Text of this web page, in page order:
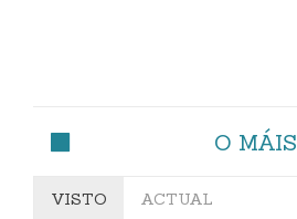
O MÁIS
VISTO ACTUAL